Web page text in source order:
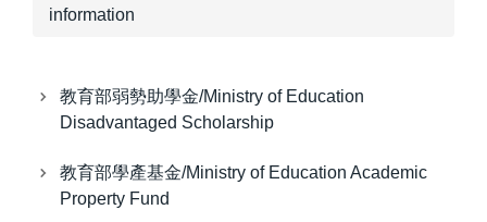
information
教育部弱勢助學金/Ministry of Education
Disadvantaged Scholarship
教育部學產基金/Ministry of Education Academic
Property Fund